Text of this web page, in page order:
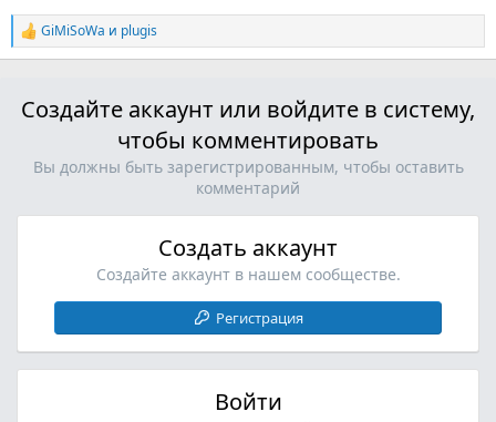
Р
е
ц
GiMiSoWa и plugis
Создайте аккаунт или войдите в систему,
чтобы комментировать
Вы должны быть зарегистрированным, чтобы оставить
комментарий
Создать аккаунт
Создайте аккаунт в нашем сообществе.
Регистрация
Войти